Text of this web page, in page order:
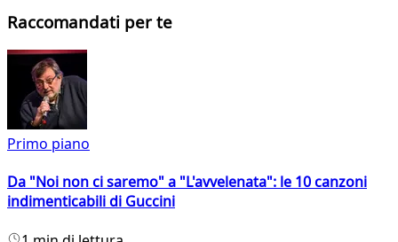
Raccomandati per te
Primo piano
Da "Noi non ci saremo" a "L'avvelenata": le 10 canzoni
indimenticabili di Guccini